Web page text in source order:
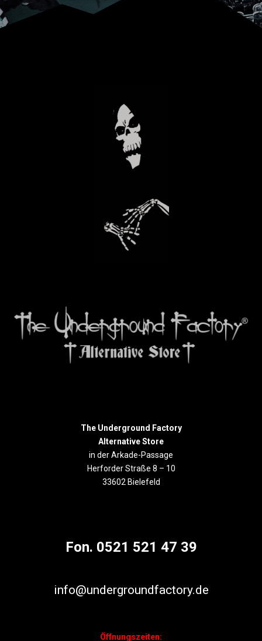
The Underground Factory
Alternative Store
in der Arkade-Passage
Herforder Straße 8 – 10
33602 Bielefeld
Fon. 0521 521 47 39
info@undergroundfactory.de
Öffnungszeiten: